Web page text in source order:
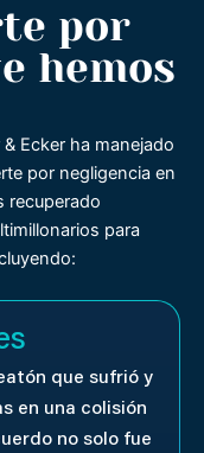
por
hemos
Ecker ha manejado
por negligencia en
recuperado
para
que sufrió y
en una colisión
no solo fue